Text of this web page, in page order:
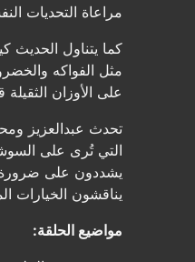
مراعاة التحديات
كما يتناول الحديث
مثل الفواكه
على الأوزان
تحدث عبدالعزيز
التي تُرى على
يشددون على ضرورة
يناقشون الخيارات
مواضيع الحلقة: